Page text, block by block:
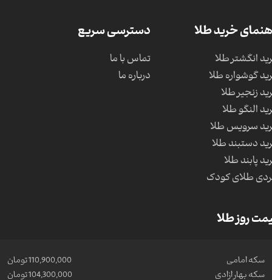
خرید طلا
انگشتر طلا
گوشواره طلا
زنجیر طلا
النگو طلا
سرویس طلا
دستبند طلا
پابند طلا
طلای کودک
دسترسی سریع
تماس با ما
درباره ما
روز طلا
سکه امامی
110,900,000 تومان
سکه بهار ازادی
104,300,000 تومان